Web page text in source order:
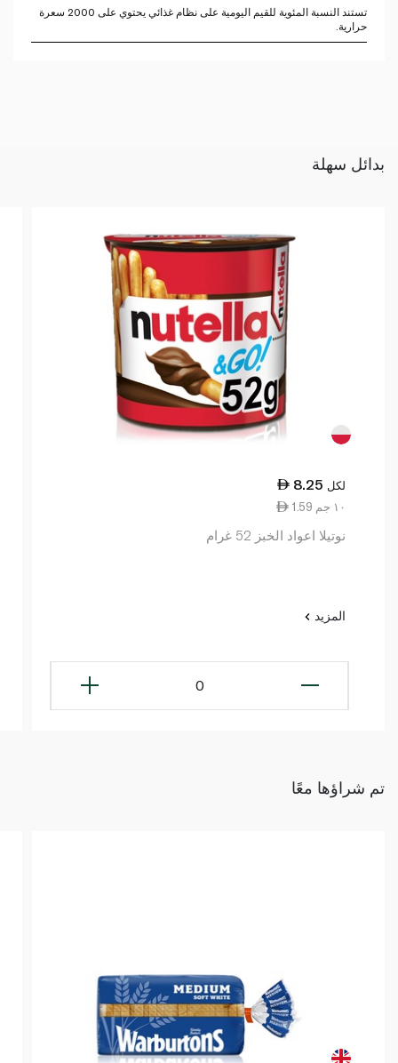
تستند النسبة المئوية للقيم اليومية على نظام غذائي يحتوي على 2000 سعرة
حرارية.
بدائل سهلة
8.25 لكل
1.59 ١٠ جم
نوتيلا اعواد الخبز 52 غرام
المزيد
0
تم شراؤها معًا